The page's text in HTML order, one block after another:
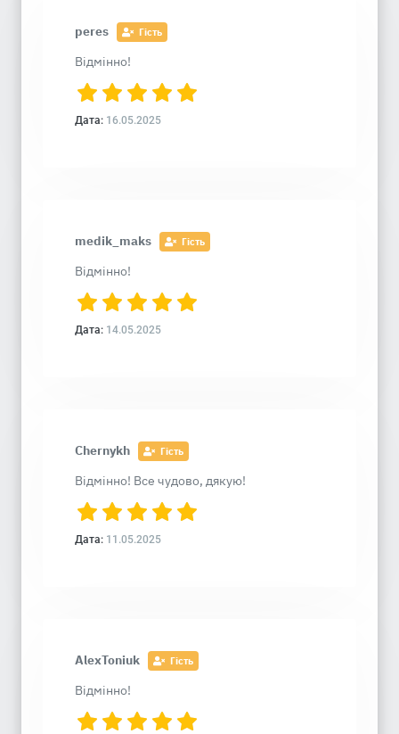
peres Гість
Відмінно!
Дата: 16.05.2025
medik_maks Гість
Відмінно!
Дата: 14.05.2025
Chernykh Гість
Відмінно! Все чудово, дякую!
Дата: 11.05.2025
AlexToniuk Гість
Відмінно!